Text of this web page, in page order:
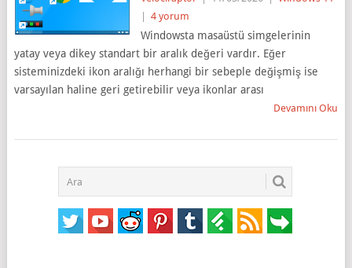
4 yorum
Windowsta masaüstü simgelerinin
yatay veya dikey standart bir aralık değeri vardır. Eğer
sisteminizdeki ikon aralığı herhangi bir sebeple değişmiş ise
varsayılan haline geri getirebilir veya ikonlar arası
Devamını Oku